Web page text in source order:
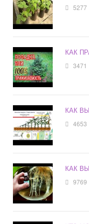
5277
КАК
3471
КАК
4653
КАК
9769